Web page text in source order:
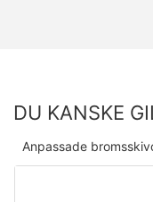
DU KANSKE
Anpassade